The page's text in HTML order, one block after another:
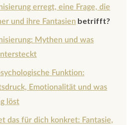
erregt, eine Frage, die
und ihre Fantasien betrifft?
Mythen und was
Funktion:
Emotionalität und was
löst
das für dich konkret: Fantasie,